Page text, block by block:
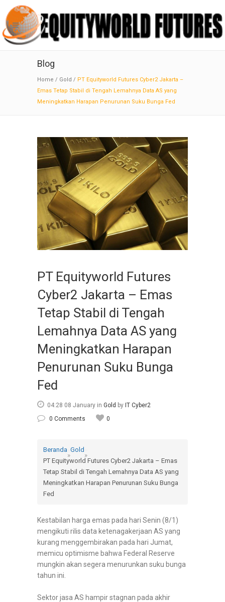
Blog
Home / Gold / PT Equityworld Futures Cyber2 Jakarta –
Emas Tetap Stabil di Tengah Lemahnya Data AS yang
Meningkatkan Harapan Penurunan Suku Bunga Fed
PT Equityworld Futures
Cyber2 Jakarta – Emas
Tetap Stabil di Tengah
Lemahnya Data AS yang
Meningkatkan Harapan
Penurunan Suku Bunga
Fed
04:28 08 January in Gold by IT Cyber2
0 Comments
0
Beranda
»
Gold
»
PT Equityworld Futures Cyber2 Jakarta – Emas
Tetap Stabil di Tengah Lemahnya Data AS yang
Meningkatkan Harapan Penurunan Suku Bunga
Fed
Kestabilan harga emas pada hari Senin (8/1)
mengikuti rilis data ketenagakerjaan AS yang
kurang menggembirakan pada hari Jumat,
memicu optimisme bahwa Federal Reserve
mungkin akan segera menurunkan suku bunga
tahun ini.
Sektor jasa AS hampir stagnan pada akhir